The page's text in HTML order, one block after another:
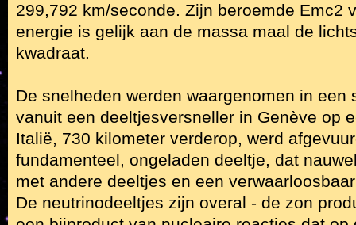
299,792 km/seconde. Zijn beroemde Emc2
energie is gelijk aan de massa maal de
kwadraat.
De snelheden werden waargenomen in een
vanuit een deeltjesversneller in Genève op
Italië, 730 kilometer verderop, werd
fundamenteel, ongeladen deeltje, dat
met andere deeltjes en een
De neutrinodeeltjes zijn overal - de zon